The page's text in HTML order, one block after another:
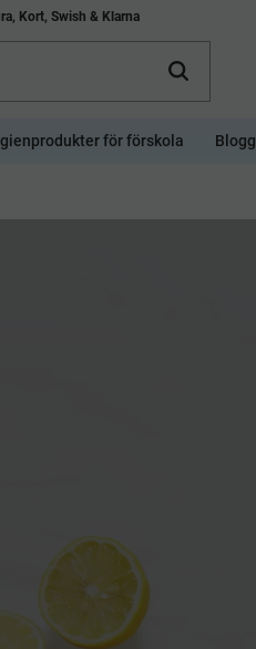
Kort, Swish & Klarna
för förskola Blogg